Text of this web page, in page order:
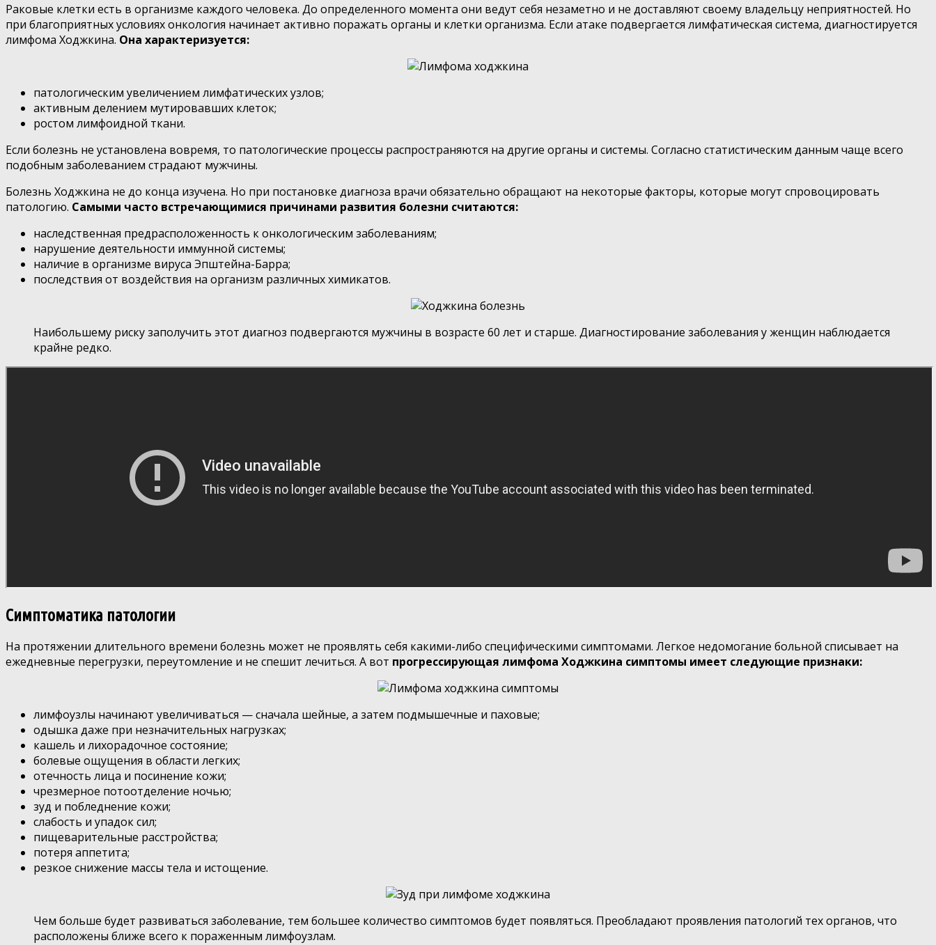
Раковые клетки есть в организме каждого человека. До определенного момента они ведут себя незаметно и не доставляют своему владельцу неприятностей. Но
при благоприятных условиях онкология начинает активно поражать органы и клетки организма. Если атаке подвергается лимфатическая система, диагностируется
лимфома Ходжкина. Она характеризуется:
патологическим увеличением лимфатических узлов;
активным делением мутировавших клеток;
ростом лимфоидной ткани.
Если болезнь не установлена вовремя, то патологические процессы распространяются на другие органы и системы. Согласно статистическим данным чаще всего
подобным заболеванием страдают мужчины.
Болезнь Ходжкина не до конца изучена. Но при постановке диагноза врачи обязательно обращают на некоторые факторы, которые могут спровоцировать
патологию. Самыми часто встречающимися причинами развития болезни считаются:
наследственная предрасположенность к онкологическим заболеваниям;
нарушение деятельности иммунной системы;
наличие в организме вируса Эпштейна-Барра;
последствия от воздействия на организм различных химикатов.
Наибольшему риску заполучить этот диагноз подвергаются мужчины в возрасте 60 лет и старше. Диагностирование заболевания у женщин наблюдается
крайне редко.
Симптоматика патологии
На протяжении длительного времени болезнь может не проявлять себя какими-либо специфическими симптомами. Легкое недомогание больной списывает на
ежедневные перегрузки, переутомление и не спешит лечиться. А вот прогрессирующая лимфома Ходжкина симптомы имеет следующие признаки:
лимфоузлы начинают увеличиваться — сначала шейные, а затем подмышечные и паховые;
одышка даже при незначительных нагрузках;
кашель и лихорадочное состояние;
болевые ощущения в области легких;
отечность лица и посинение кожи;
чрезмерное потоотделение ночью;
зуд и побледнение кожи;
слабость и упадок сил;
пищеварительные расстройства;
потеря аппетита;
резкое снижение массы тела и истощение.
Чем больше будет развиваться заболевание, тем большее количество симптомов будет появляться. Преобладают проявления патологий тех органов, что
расположены ближе всего к пораженным лимфоузлам.